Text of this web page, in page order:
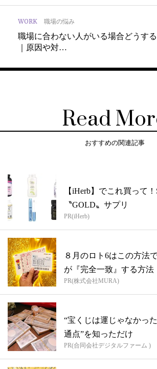
WORK 職場の悩み
職場に合わない人がいる場合どうする
｜原因や対…
Read
おすすめの関連記事
【iHerb】でこれ買って
〝GOLD〟サプリ
PR(iHerb)
８月のロト6はこの方法
が『完全一致』する方法
PR(株式会社MURA)
“宝くじは運じゃなかっ
通点”を知っただけ
PR(合同会社デジタルファーム )